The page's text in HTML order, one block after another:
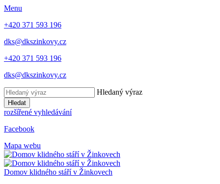
Menu
+420 371 593 196
dks@dkszinkovy.cz
+420 371 593 196
dks@dkszinkovy.cz
Hledaný výraz
Hledat
rozšířené vyhledávání
Facebook
Mapa webu
Domov klidného stáří v Žinkovech